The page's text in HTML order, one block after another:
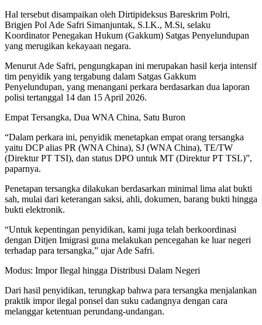
Hal tersebut disampaikan oleh Dirtipideksus Bareskrim Polri,
Brigjen Pol Ade Safri Simanjuntak, S.I.K., M.Si, selaku
Koordinator Penegakan Hukum (Gakkum) Satgas Penyelundupan
yang merugikan kekayaan negara.
Menurut Ade Safri, pengungkapan ini merupakan hasil kerja intensif
tim penyidik yang tergabung dalam Satgas Gakkum
Penyelundupan, yang menangani perkara berdasarkan dua laporan
polisi tertanggal 14 dan 15 April 2026.
Empat Tersangka, Dua WNA China, Satu Buron
“Dalam perkara ini, penyidik menetapkan empat orang tersangka
yaitu DCP alias PR (WNA China), SJ (WNA China), TE/TW
(Direktur PT TSI), dan status DPO untuk MT (Direktur PT TSL)”,
paparnya.
Penetapan tersangka dilakukan berdasarkan minimal lima alat bukti
sah, mulai dari keterangan saksi, ahli, dokumen, barang bukti hingga
bukti elektronik.
“Untuk kepentingan penyidikan, kami juga telah berkoordinasi
dengan Ditjen Imigrasi guna melakukan pencegahan ke luar negeri
terhadap para tersangka,” ujar Ade Safri.
Modus: Impor Ilegal hingga Distribusi Dalam Negeri
Dari hasil penyidikan, terungkap bahwa para tersangka menjalankan
praktik impor ilegal ponsel dan suku cadangnya dengan cara
melanggar ketentuan perundang-undangan.